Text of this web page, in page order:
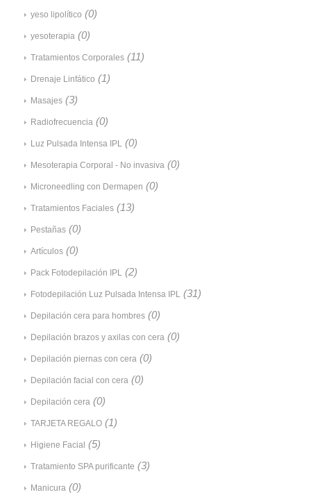
yeso lipolítico (0)
yesoterapia (0)
Tratamientos Corporales (11)
Drenaje Linfático (1)
Masajes (3)
Radiofrecuencia (0)
Luz Pulsada Intensa IPL (0)
Mesoterapia Corporal - No invasiva (0)
Microneedling con Dermapen (0)
Tratamientos Faciales (13)
Pestañas (0)
Artículos (0)
Pack Fotodepilación IPL (2)
Fotodepilación Luz Pulsada Intensa IPL (31)
Depilación cera para hombres (0)
Depilación brazos y axilas con cera (0)
Depilación piernas con cera (0)
Depilación facial con cera (0)
Depilación cera (0)
TARJETA REGALO (1)
Higiene Facial (5)
Tratamiento SPA purificante (3)
Manicura (0)